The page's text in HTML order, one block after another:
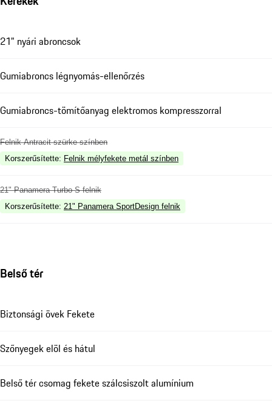
21" nyári abroncsok
Gumiabroncs légnyomás-ellenőrzés
Gumiabroncs-tömítőanyag elektromos kompresszorral
Felnik Antracit szürke színben
Korszerűsítette: Felnik mélyfekete metál színben
21" Panamera Turbo S felnik
Korszerűsítette: 21" Panamera SportDesign felnik
Belső tér
Biztonsági övek Fekete
Szőnyegek elöl és hátul
Belső tér csomag fekete szálcsiszolt alumínium